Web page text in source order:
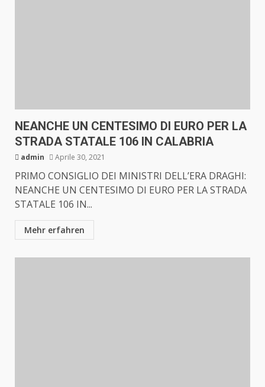
NEANCHE UN CENTESIMO DI EURO PER LA
STRADA STATALE 106 IN CALABRIA
admin Aprile 30, 2021
PRIMO CONSIGLIO DEI MINISTRI DELL’ERA DRAGHI:
NEANCHE UN CENTESIMO DI EURO PER LA STRADA
STATALE 106 IN...
Mehr erfahren